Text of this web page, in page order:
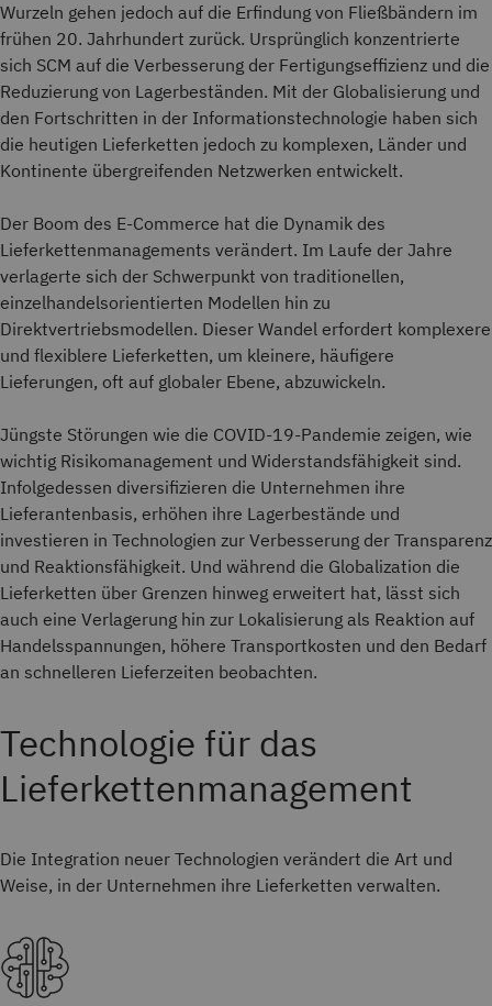
Wurzeln gehen jedoch auf die Erfindung von Fließbändern im
frühen 20. Jahrhundert zurück. Ursprünglich konzentrierte
sich SCM auf die Verbesserung der Fertigungseffizienz und die
Reduzierung von Lagerbeständen. Mit der Globalisierung und
den Fortschritten in der Informationstechnologie haben sich
die heutigen Lieferketten jedoch zu komplexen, Länder und
Kontinente übergreifenden Netzwerken entwickelt.
Der Boom des E-Commerce hat die Dynamik des
Lieferkettenmanagements verändert. Im Laufe der Jahre
verlagerte sich der Schwerpunkt von traditionellen,
einzelhandelsorientierten Modellen hin zu
Direktvertriebsmodellen. Dieser Wandel erfordert komplexere
und flexiblere Lieferketten, um kleinere, häufigere
Lieferungen, oft auf globaler Ebene, abzuwickeln.
Jüngste Störungen wie die COVID-19-Pandemie zeigen, wie
wichtig Risikomanagement und Widerstandsfähigkeit sind.
Infolgedessen diversifizieren die Unternehmen ihre
Lieferantenbasis, erhöhen ihre Lagerbestände und
investieren in Technologien zur Verbesserung der Transparenz
und Reaktionsfähigkeit. Und während die Globalization die
Lieferketten über Grenzen hinweg erweitert hat, lässt sich
auch eine Verlagerung hin zur Lokalisierung als Reaktion auf
Handelsspannungen, höhere Transportkosten und den Bedarf
an schnelleren Lieferzeiten beobachten.
Technologie für das
Lieferkettenmanagement
Die Integration neuer Technologien verändert die Art und
Weise, in der Unternehmen ihre Lieferketten verwalten.